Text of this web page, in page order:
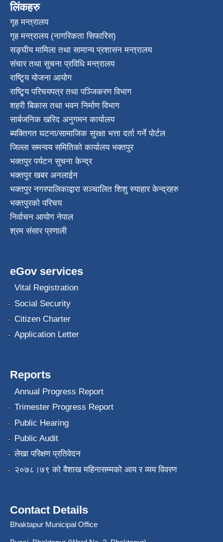
लिंकहरु
गृह मन्त्रालय
गृह मन्त्रालय (नागरिकता सिफारिस)
सङ्घीय मामिला तथा सामान्य प्रशासन मन्त्रालय
संचार तथा सुचना प्रविधि मन्त्रालय
राष्टि्ृय योजना आयोग
राष्टि्ृय परिचयपत्र तथा पञ्जिकरण विभाग
शहरी बिकास तथा भवन निर्माण विभाग
सार्बजनिक खरिद अनुगमन कार्यालय
ब्यक्तिगत घटना/सामाजिक सुरक्षा भत्ता दर्ता गर्ने पोर्टल
जिल्ला समन्वय समितिको कार्यालय भक्तपुर
भक्तपुर पर्यटन सुचना केन्द्र
भक्तपुर खबर अनलाईन
भक्तपुर नगरपालिकाद्वारा सञ्चालित शिशु स्याहार केन्द्रहरु
भक्तपुरकाे परिचय
निर्वाचन आयोग नेपाल
श्रम संसार प्रणाली
eGov services
Vital Registration
Social Security
Citizen Charter
Application Letter
Reports
Annual Progress Report
Trimester Progress Report
Public Hearing
Public Audit
लेखा परिक्षण प्रतिवेदन
२०७८।७९ को वैशाख महिनासम्मको आय र व्यय विवरण
Contact Details
Bhaktapur Municipal Office